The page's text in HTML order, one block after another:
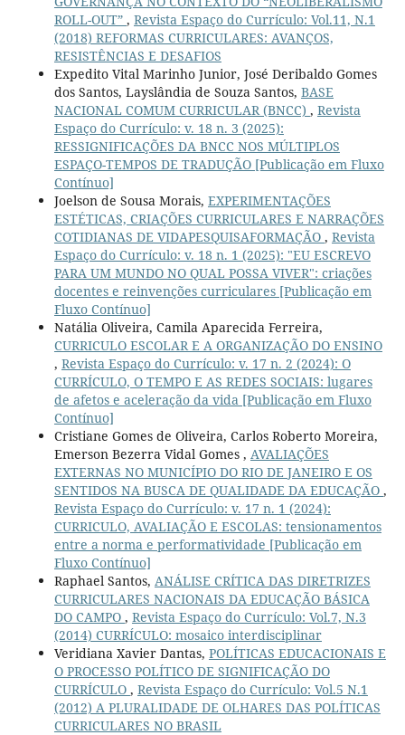
ROLL-OUT” , Revista Espaço do Currículo: Vol.11, N.1
(2018) REFORMAS CURRICULARES: AVANÇOS,
RESISTÊNCIAS E DESAFIOS
Expedito Vital Marinho Junior, José Deribaldo Gomes
dos Santos, Layslândia de Souza Santos, BASE
NACIONAL COMUM CURRICULAR (BNCC) , Revista
Espaço do Currículo: v. 18 n. 3 (2025):
RESSIGNIFICAÇÕES DA BNCC NOS MÚLTIPLOS
ESPAÇO-TEMPOS DE TRADUÇÃO [Publicação em Fluxo
Contínuo]
Joelson de Sousa Morais, EXPERIMENTAÇÕES
ESTÉTICAS, CRIAÇÕES CURRICULARES E NARRAÇÕES
COTIDIANAS DE VIDAPESQUISAFORMAÇÃO , Revista
Espaço do Currículo: v. 18 n. 1 (2025): "EU ESCREVO
PARA UM MUNDO NO QUAL POSSA VIVER": criações
docentes e reinvenções curriculares [Publicação em
Fluxo Contínuo]
Natália Oliveira, Camila Aparecida Ferreira,
CURRICULO ESCOLAR E A ORGANIZAÇÃO DO ENSINO
, Revista Espaço do Currículo: v. 17 n. 2 (2024): O
CURRÍCULO, O TEMPO E AS REDES SOCIAIS: lugares
de afetos e aceleração da vida [Publicação em Fluxo
Contínuo]
Cristiane Gomes de Oliveira, Carlos Roberto Moreira,
Emerson Bezerra Vidal Gomes , AVALIAÇÕES
EXTERNAS NO MUNICÍPIO DO RIO DE JANEIRO E OS
SENTIDOS NA BUSCA DE QUALIDADE DA EDUCAÇÃO ,
Revista Espaço do Currículo: v. 17 n. 1 (2024):
CURRICULO, AVALIAÇÃO E ESCOLAS: tensionamentos
entre a norma e performatividade [Publicação em
Fluxo Contínuo]
Raphael Santos, ANÁLISE CRÍTICA DAS DIRETRIZES
CURRICULARES NACIONAIS DA EDUCAÇÃO BÁSICA
DO CAMPO , Revista Espaço do Currículo: Vol.7, N.3
(2014) CURRÍCULO: mosaico interdisciplinar
Veridiana Xavier Dantas, POLÍTICAS EDUCACIONAIS E
O PROCESSO POLÍTICO DE SIGNIFICAÇÃO DO
CURRÍCULO , Revista Espaço do Currículo: Vol.5 N.1
(2012) A PLURALIDADE DE OLHARES DAS POLÍTICAS
CURRICULARES NO BRASIL